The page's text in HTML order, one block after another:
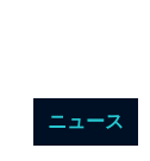
ニュース